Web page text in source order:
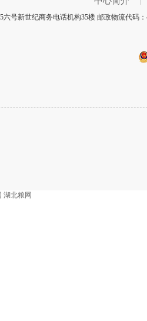
号新世纪商务电话机构35楼 邮政物流代码
湖北粮网